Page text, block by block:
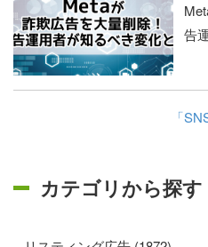
告
「
カテゴリから探す